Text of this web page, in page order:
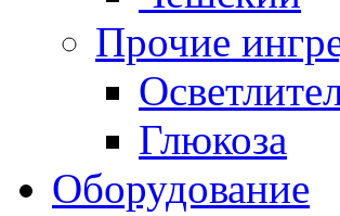
Прочие
Глюкоза
Оборудование